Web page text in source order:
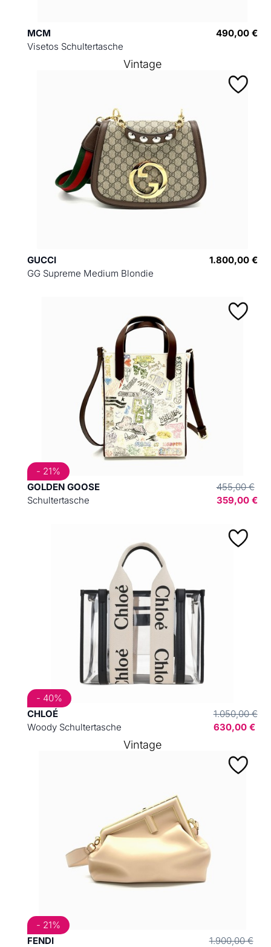
MCM
Visetos Schultertasche
490,00 €
GUCCI
GG Supreme Medium Blondie
1.800,00 €
Vintage
GOLDEN GOOSE
Schultertasche
455,00 €
359,00 €
- 21%
CHLOÉ
Woody Schultertasche
1.050,00 €
630,00 €
- 40%
FENDI
1.900,00 €
- 21%
Vintage